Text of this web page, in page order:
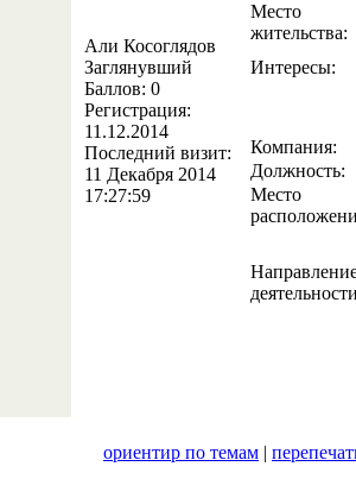
Али Косоглядов
Заглянувший
Баллов: 0
Регистрация:
11.12.2014
Последний визит:
11 Декабря 2014
17:27:59
Место
жительства:
Интересы:
Компания:
Должность:
Место
ориентир по темам |